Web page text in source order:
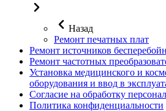
Назад
Ремонт печатных плат
Ремонт источников
Ремонт частотных
Установка медицинского и
оборудования и ввод в
Согласие на обработку
Политика конфиденциальности